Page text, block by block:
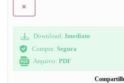
×
Download: Imediato
Compra: Segura
Arquivo: PDF